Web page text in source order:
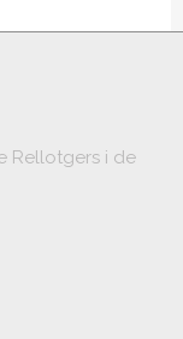
Rellotgers i de